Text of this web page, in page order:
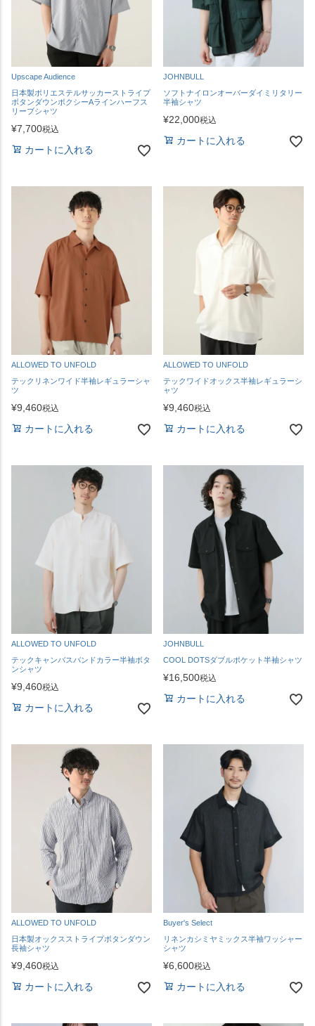
Upscape Audience
日本製ポリエステルサッカーストライプ
ボタンダウンボクシーAラインハーフス
リーブシャツ
¥7,700税込
カートに入れる
JOHNBULL
ソフトナイロンオーバーダイミリタリー
半袖シャツ
¥22,000税込
カートに入れる
ALLOWED TO UNFOLD
テックリネンワイド半袖レギュラーシャ
ツ
¥9,460税込
カートに入れる
ALLOWED TO UNFOLD
テックワイドオックス半袖レギュラーシ
ャツ
¥9,460税込
カートに入れる
ALLOWED TO UNFOLD
テックキャンバスバンドカラー半袖ボタ
ンシャツ
¥9,460税込
カートに入れる
JOHNBULL
COOL DOTSダブルポケット半袖シャツ
¥16,500税込
カートに入れる
ALLOWED TO UNFOLD
日本製オックスストライプボタンダウン
長袖シャツ
¥9,460税込
カートに入れる
Buyer's Select
リネンカシミヤミックス半袖ワッシャー
シャツ
¥6,600税込
カートに入れる